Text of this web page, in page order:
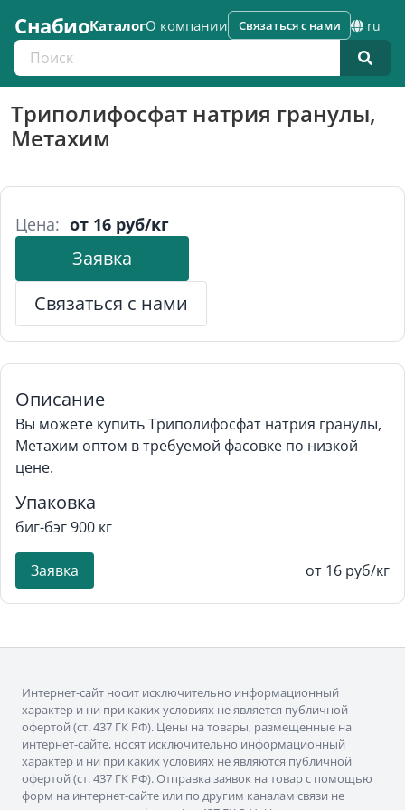
СнабиоКаталогО компании
Поиск по каталогу
Связаться с нами ru
Триполифосфат натрия гранулы,
Метахим
Цена: от 16 руб/кг
Заявка
Связаться с нами
Описание
Вы можете купить Триполифосфат натрия гранулы,
Метахим оптом в требуемой фасовке по низкой
цене.
Упаковка
биг-бэг 900 кг
Заявка от 16 руб/кг
Интернет-сайт носит исключительно информационный
характер и ни при каких условиях не является публичной
офертой (ст. 437 ГК РФ). Цены на товары, размещенные на
интернет-сайте, носят исключительно информационный
характер и ни при каких условиях не являются публичной
офертой (ст. 437 ГК РФ). Отправка заявок на товар с помощью
форм на интернет-сайте или по другим каналам связи не